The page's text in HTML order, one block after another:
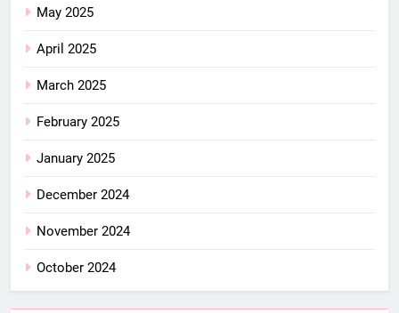
May 2025
April 2025
March 2025
February 2025
January 2025
December 2024
November 2024
October 2024